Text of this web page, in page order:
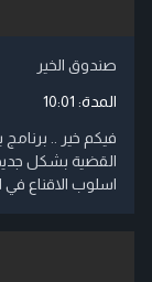
صندوق الخير
المدة: 10:01
فيكم خير ..
القضية بشكل جديد
اسلوب الاقناع في